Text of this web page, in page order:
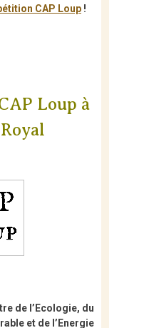
CAP Loup !
Loup à
de l’Ecologie, du
et de l’Energie